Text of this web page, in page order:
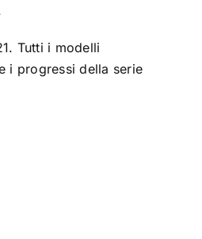
Tutti i modelli
i progressi della serie